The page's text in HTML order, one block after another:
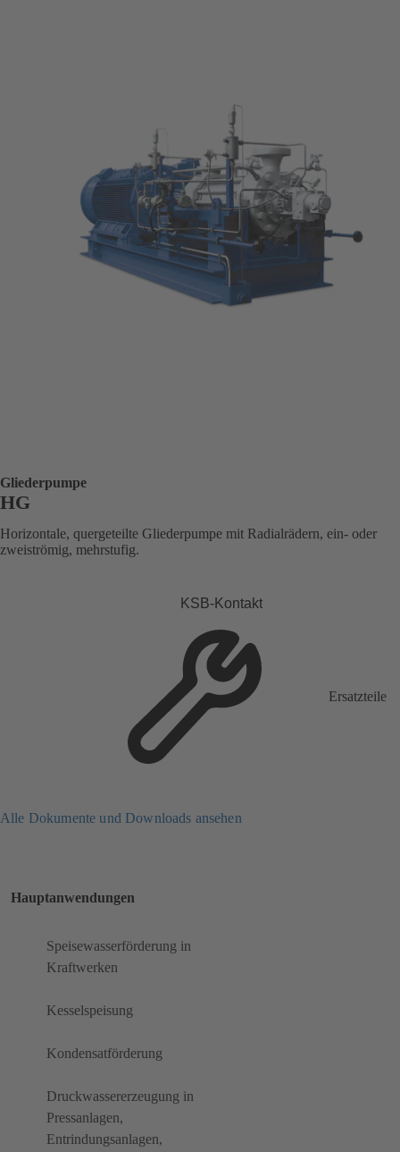
Gliederpumpe
HG
Horizontale, quergeteilte Gliederpumpe mit Radialrädern, ein- oder
zweiströmig, mehrstufig.
KSB-Kontakt
Ersatzteile
Alle Dokumente und Downloads ansehen
Hauptanwendungen
Speisewasserförderung in
Kraftwerken
Kesselspeisung
Kondensatförderung
Druckwassererzeugung in
Pressanlagen,
Entrindungsanlagen,